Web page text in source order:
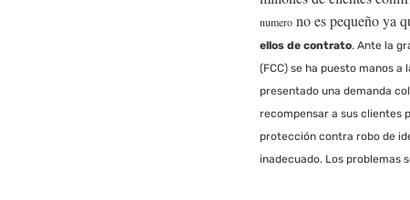
numero no es pequeño ya
ellos de contrato. Ante la
(FCC) se ha puesto manos
presentado una demanda
recompensar a sus clientes
protección contra robo de
inadecuado. Los problemas